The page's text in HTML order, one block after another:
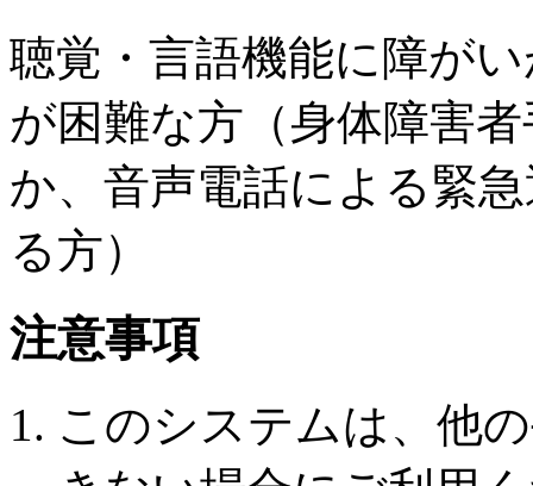
聴覚・言語機能に障が
が困難な方（身体障害
か、音声電話による緊
る方）
注意事項
このシステムは、他